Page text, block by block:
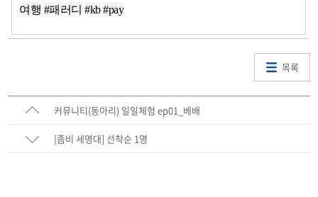
여행 #패러디 #kb #pay
목록
커뮤니티(동아리) 일일체험 ep01_베배
[좀비 세명대] 선착순 1명